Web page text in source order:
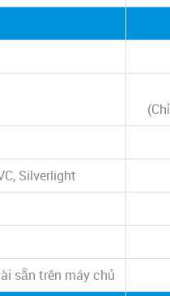
Silverlight
sẵn trên máy chủ